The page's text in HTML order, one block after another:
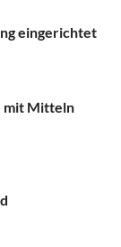
eingerichtet
mit Mitteln